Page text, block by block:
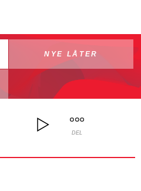
NYE LÅTER
DEL